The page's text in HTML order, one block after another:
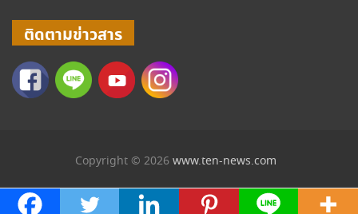
ติดตามข่าวสาร
Copyright © 2026 www.ten-news.com